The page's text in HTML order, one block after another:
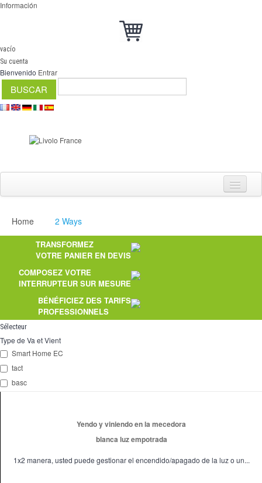
Información
vacío
Su cuenta
Bienvenido Entrar
Interruptores
2 Ways
tomado
Spéciales
accesorios
Pièces
Home 2 Ways
TRANSFORMEZ
VOTRE PANIER EN DEVIS
COMPOSEZ VOTRE
INTERRUPTEUR SUR MESURE
BÉNÉFICIEZ DES TARIFS
PROFESSIONNELS
Sélecteur
Type de Va et Vient
Smart Home EC
tact
basc
Yendo y viniendo en la mecedora
blanca luz empotrada
1x2 manera, usted puede gestionar el encendido/apagado de la luz o un...